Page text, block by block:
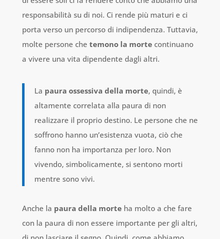
responsabilità su di noi. Ci rende più maturi e ci
porta verso un percorso di indipendenza. Tuttavia,
molte persone che temono la morte continuano
a vivere una vita dipendente dagli altri.
La paura ossessiva della morte, quindi, è
altamente correlata alla paura di non
realizzare il proprio destino. Le persone che ne
soffrono hanno un’esistenza vuota, ciò che
fanno non ha importanza per loro. Non
vivendo, simbolicamente, si sentono morti
mentre sono vivi.
Anche la paura della morte ha molto a che fare
con la paura di non essere importante per gli altri,